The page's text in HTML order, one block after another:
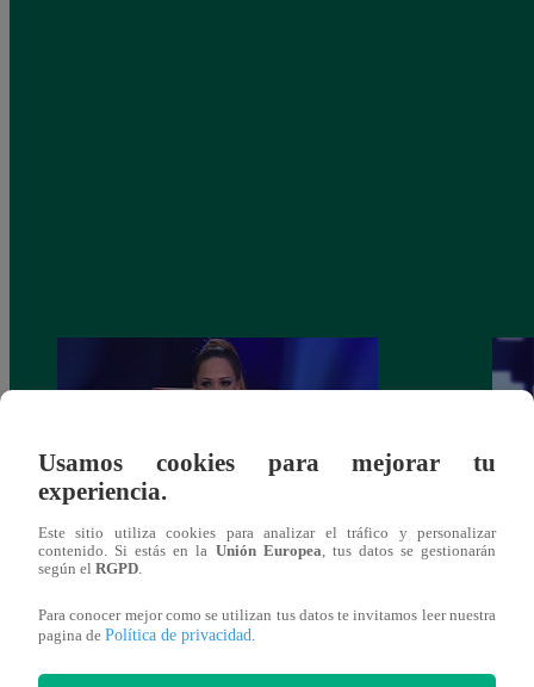
Melissa Klug en EVDLV: ¿Te consideras
Usamos cookies para mejorar tu
experiencia.
Este sitio utiliza cookies para analizar el tráfico y personalizar
contenido. Si estás en la Unión Europea, tus datos se gestionarán
según el RGPD.
Para conocer mejor como se utilizan tus datos te invitamos leer nuestra
pagina de Política de privacidad.